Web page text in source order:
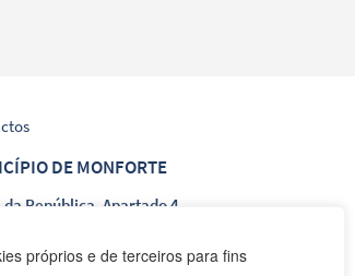
próprios e de terceiros para fins
DE MONFORTE
da República, Apartado 4